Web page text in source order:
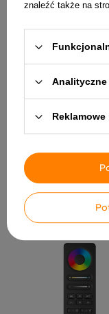
HYTRONIK HCD418
ruchu światła
DALI
99,97 zł
znaleźć także na